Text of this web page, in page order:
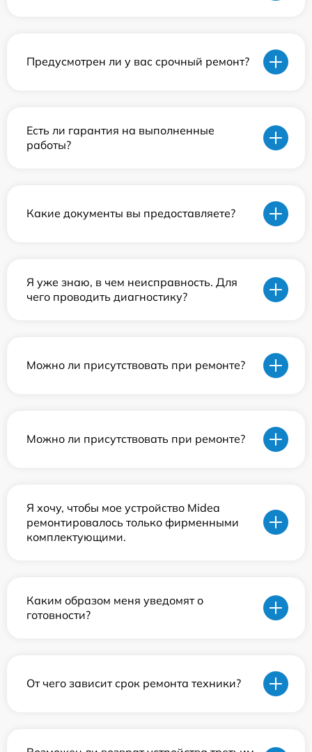
Предусмотрен ли у вас срочный ремонт?
Есть ли гарантия на выполненные
работы?
Какие документы вы предоставляете?
Я уже знаю, в чем неисправность. Для
чего проводить диагностику?
Можно ли присутствовать при ремонте?
Можно ли присутствовать при ремонте?
Я хочу, чтобы мое устройство Midea
ремонтировалось только фирменными
комплектующими.
Каким образом меня уведомят о
готовности?
От чего зависит срок ремонта техники?